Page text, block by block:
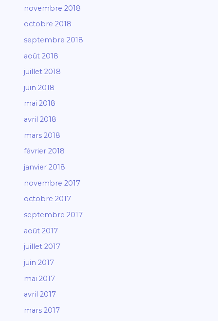
novembre 2018
octobre 2018
septembre 2018
août 2018
juillet 2018
juin 2018
mai 2018
avril 2018
mars 2018
février 2018
janvier 2018
novembre 2017
octobre 2017
septembre 2017
août 2017
juillet 2017
juin 2017
mai 2017
avril 2017
mars 2017